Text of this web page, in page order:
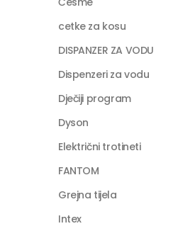
cetke za kosu
DISPANZER ZA VODU
Dispenzeri za vodu
Dječiji program
Dyson
Električni trotineti
FANTOM
Grejna tijela
Intex